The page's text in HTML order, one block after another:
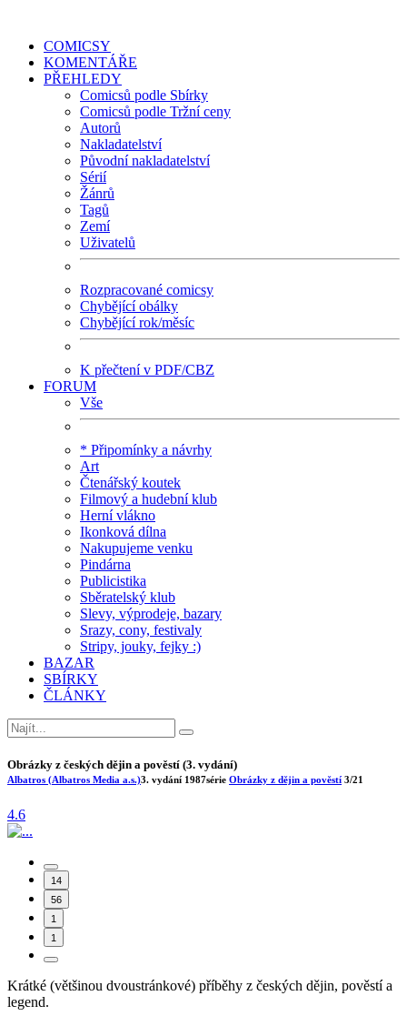
COMICSY
KOMENTÁŘE
PŘEHLEDY
Comicsů podle Sbírky
Comicsů podle Tržní ceny
Autorů
Nakladatelství
Původní nakladatelství
Sérií
Žánrů
Tagů
Zemí
Uživatelů
Rozpracované comicsy
Chybějící obálky
Chybějící rok/měsíc
K přečtení v PDF/CBZ
FORUM
Vše
* Připomínky a návrhy
Art
Čtenářský koutek
Filmový a hudební klub
Herní vlákno
Ikonková dílna
Nakupujeme venku
Pindárna
Publicistika
Sběratelský klub
Slevy, výprodeje, bazary
Srazy, cony, festivaly
Stripy, jouky, fejky :)
BAZAR
SBÍRKY
ČLÁNKY
Obrázky z českých dějin a pověstí (3. vydání)
Albatros (Albatros Media a.s.)3. vydání 1987série Obrázky z dějin a pověstí 3/21
4.6
14
56
1
1
Krátké (většinou dvoustránkové) příběhy z českých dějin, pověstí a
legend.